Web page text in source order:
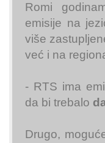
Romi
emisije na
više
već i na
- RTS ima
da bi trebalo
Drugo,